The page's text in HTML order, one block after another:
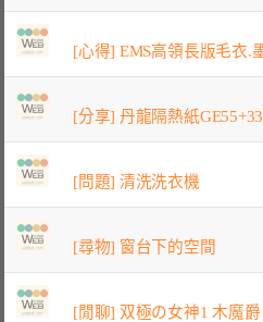
[心得] EMS高領長版毛衣.
[分享] 丹龍隔熱紙
[問題] 清洗洗衣機
[尋物] 窗台下的空間
[閒聊] 双極の女神1 木魔爵